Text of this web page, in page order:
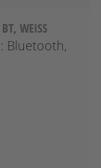
WEISS
Bluetooth,